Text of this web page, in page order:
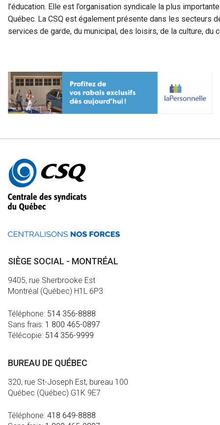
l’éducation. Elle est l’organisation syndicale la plus
Québec. La CSQ est également présente dans les secteurs
services de garde, du municipal, des loisirs, de la culture, du
Autres
informations
SIÈGE SOCIAL - MONTRÉAL
9405, rue Sherbrooke Est
Montréal (Québec) H1L 6P3
Téléphone: 514 356-8888
Sans frais: 1 800 465-0897
Télécopie: 514 356-9999
BUREAU DE QUÉBEC
320, rue St-Joseph Est, bureau 100
Québec (Québec) G1K 9E7
Téléphone: 418 649-8888